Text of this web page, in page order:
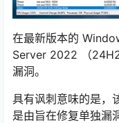
在最新版本的
Server 2022 （
漏洞。
具有讽刺意味的是，
是由旨在修复单独